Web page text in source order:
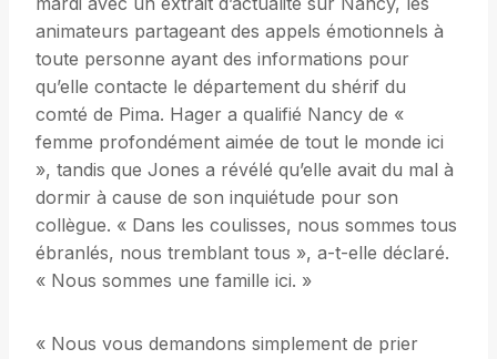
animateurs partageant des appels émotionnels à
toute personne ayant des informations pour
qu’elle contacte le département du shérif du
comté de Pima. Hager a qualifié Nancy de «
femme profondément aimée de tout le monde ici
», tandis que Jones a révélé qu’elle avait du mal à
dormir à cause de son inquiétude pour son
collègue. « Dans les coulisses, nous sommes tous
ébranlés, nous tremblant tous », a-t-elle déclaré.
« Nous sommes une famille ici. »
« Nous vous demandons simplement de prier